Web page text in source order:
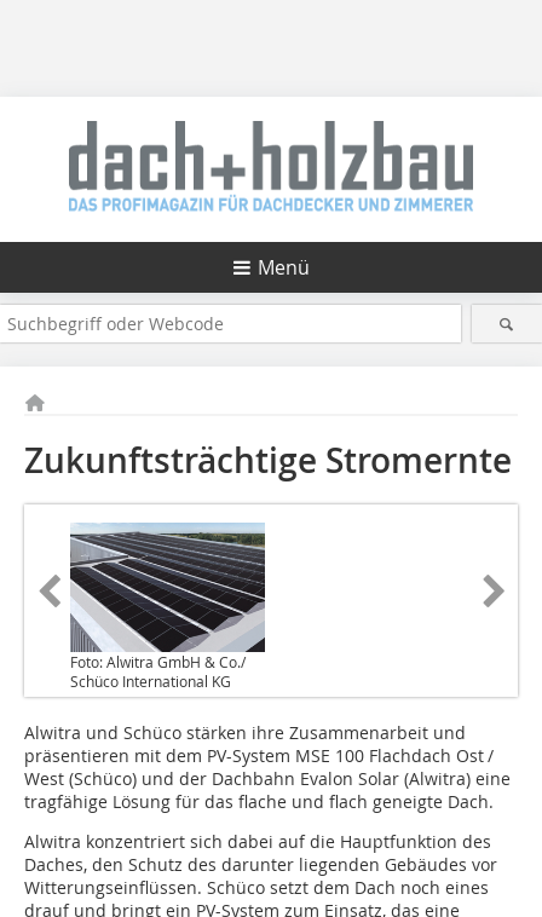
Menü
Zukunftsträchtige Stromernte
Foto: Alwitra GmbH & Co./
Schüco International KG
Alwitra und Schüco stärken ihre Zusammenarbeit und
präsentieren mit dem PV-System MSE 100 Flachdach Ost /
West (Schüco) und der Dachbahn Evalon Solar (Alwitra) eine
tragfähige Lösung für das flache und flach geneigte Dach.
Alwitra konzentriert sich dabei auf die Hauptfunktion des
Daches, den Schutz des darunter liegenden Gebäudes vor
Witterungseinflüssen. Schüco setzt dem Dach noch eines
drauf und bringt ein PV-System zum Einsatz, das eine